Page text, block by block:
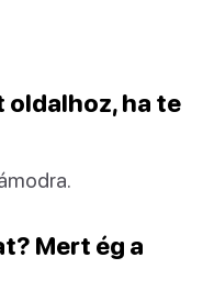
oldalhoz, ha te
Mert ég a